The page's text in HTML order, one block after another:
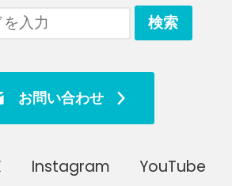
お問い合わせ
Instagram YouTube